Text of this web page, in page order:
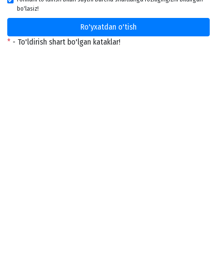
bo'lasiz!
Ro'yxatdan o'tish
* - To'ldirish shart bo'lgan kataklar!